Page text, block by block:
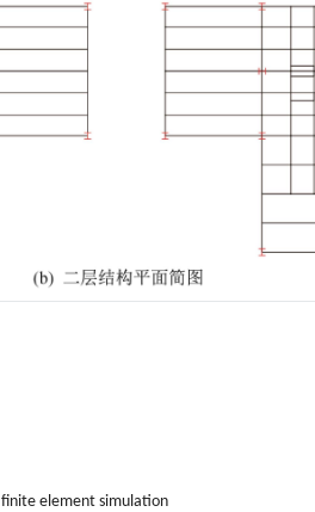
finite element simulation